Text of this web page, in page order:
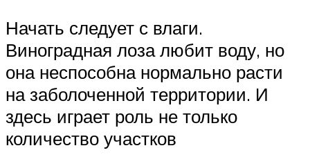
Начать следует с влаги.
Виноградная лоза любит воду, но
она неспособна нормально расти
на заболоченной территории. И
здесь играет роль не только
количество участков